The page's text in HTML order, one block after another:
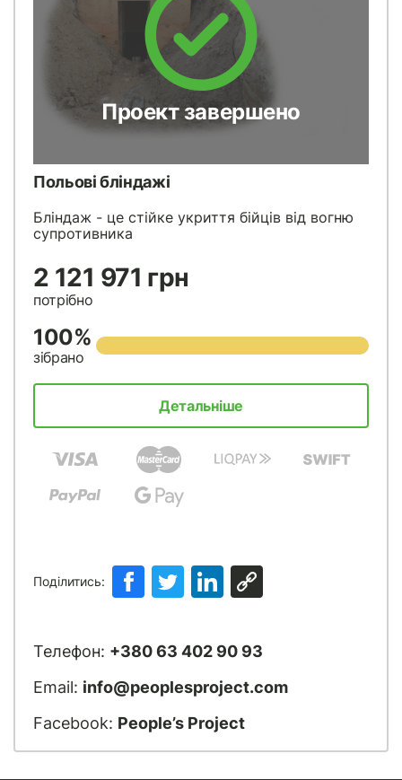
Проект завершено
Польові бліндажі
Бліндаж - це стійке укриття бійців від вогню
супротивника
2 121 971 грн
потрібно
100%
зібрано
Детальніше
Поділитись:
Телефон: +380 63 402 90 93
Email: info@peoplesproject.com
Facebook: People’s Project